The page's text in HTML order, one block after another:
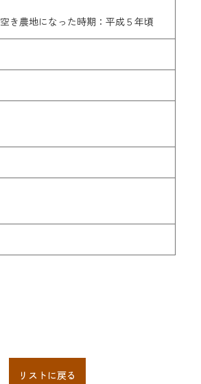
空き農地になった時期：平成５年頃
リストに戻る